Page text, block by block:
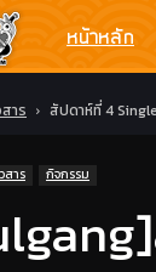
Yulgang
โย
วกัง
ยุทธ
หน้าหลัก
าร สัปดาห์ที่ 4
สาร กิจกรรม